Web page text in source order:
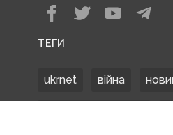
ТЕГИ
ukrnet війна